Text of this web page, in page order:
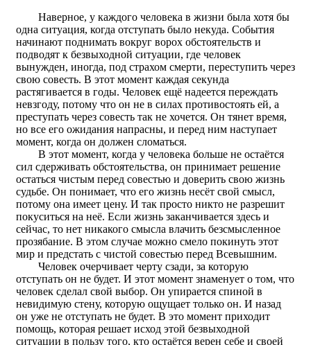
Наверное, у каждого человека в жизни была хотя бы
одна ситуация, когда отступать было некуда. События
начинают поднимать вокруг ворох обстоятельств и
подводят к безвыходной ситуации, где человек
вынужден, иногда, под страхом смерти, переступить через
свою совесть. В этот момент каждая секунда
растягивается в годы. Человек ещё надеется переждать
невзгоду, потому что он не в силах противостоять ей, а
преступать через совесть так не хочется. Он тянет время,
но все его ожидания напрасны, и перед ним наступает
момент, когда он должен сломаться.
В этот момент, когда у человека больше не остаётся
сил сдерживать обстоятельства, он принимает решение
остаться чистым перед совестью и доверить свою жизнь
судьбе. Он понимает, что его жизнь несёт свой смысл,
потому она имеет цену. И так просто никто не разрешит
покуситься на неё. Если жизнь заканчивается здесь и
сейчас, то нет никакого смысла влачить безсмысленное
прозябание. В этом случае можно смело покинуть этот
мир и предстать с чистой совестью перед Всевышним.
Человек очерчивает черту сзади, за которую
отступать он не будет. И этот момент знаменует о том, что
человек сделал свой выбор. Он упирается спиной в
невидимую стену, которую ощущает только он. И назад
он уже не отступать не будет. В это момент приходит
помощь, которая решает исход этой безвыходной
ситуации в пользу того, кто остаётся верен себе и своей